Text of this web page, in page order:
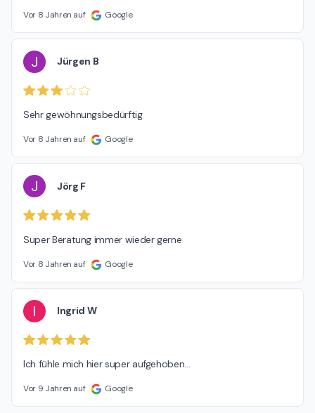
Vor 8 Jahren auf Google
J Jürgen B
Sehr gewöhnungsbedürftig
Vor 8 Jahren auf Google
J Jörg F
Super Beratung immer wieder gerne
Vor 8 Jahren auf Google
I Ingrid W
Ich fühle mich hier super aufgehoben...
Vor 9 Jahren auf Google